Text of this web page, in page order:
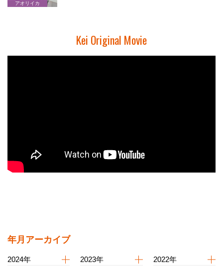
アオリイカ
Kei Original Movie
年月アーカイブ
2024年 2023年
2022年